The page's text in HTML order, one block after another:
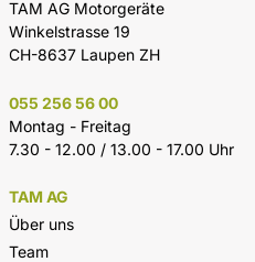
TAM AG Motorgeräte
Winkelstrasse 19
CH-8637 Laupen ZH
055 256 56 00
Montag - Freitag
7.30 - 12.00 / 13.00 - 17.00 Uhr
TAM AG
Über uns
Team